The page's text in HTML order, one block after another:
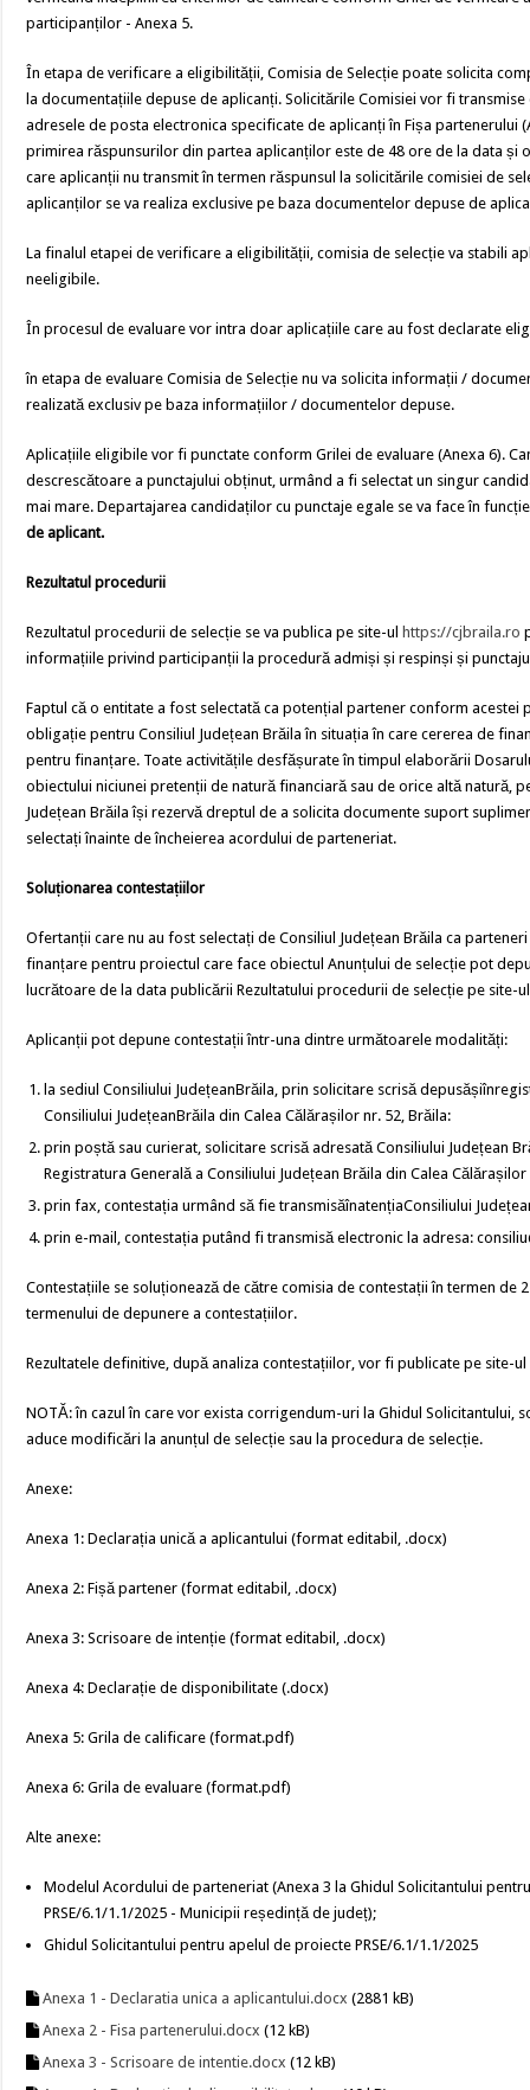
participanților - Anexa 5.
În etapa de verificare a eligibilității, Comisia de Selecție poate solicita
la documentațiile depuse de aplicanți. Solicitările Comisiei vor fi
adresele de posta electronica specificate de aplicanți în Fișa partenerului
primirea răspunsurilor din partea aplicanților este de 48 ore de la data și
care aplicanții nu transmit în termen răspunsul la solicitările comisiei de
aplicanților se va realiza exclusive pe baza documentelor depuse de
La finalul etapei de verificare a eligibilității, comisia de selecție va stabili
neeligibile.
În procesul de evaluare vor intra doar aplicațiile care au fost declarate
în etapa de evaluare Comisia de Selecție nu va solicita informații /
realizată exclusiv pe baza informațiilor / documentelor depuse.
Aplicațiile eligibile vor fi punctate conform Grilei de evaluare (Anexa 6).
descrescătoare a punctajului obținut, urmând a fi selectat un singur
mai mare. Departajarea candidaților cu punctaje egale se va face în
de aplicant.
Rezultatul procedurii
Rezultatul procedurii de selecție se va publica pe site-ul https://cjbraila.ro
informațiile privind participanții la procedură admiși și respinși și
Faptul că o entitate a fost selectată ca potențial partener conform acestei
obligație pentru Consiliul Județean Brăila în situația în care cererea de
pentru finanțare. Toate activitățile desfășurate în timpul elaborării
obiectului niciunei pretenții de natură financiară sau de orice altă natură,
Județean Brăila își rezervă dreptul de a solicita documente suport
selectați înainte de încheierea acordului de parteneriat.
Soluționarea contestațiilor
Ofertanții care nu au fost selectați de Consiliul Județean Brăila ca
finanțare pentru proiectul care face obiectul Anunțului de selecție pot
lucrătoare de la data publicării Rezultatului procedurii de selecție pe site-
Aplicanții pot depune contestații într-una dintre următoarele modalități:
la sediul Consiliului JudețeanBrăila, prin solicitare scrisă
Consiliului JudețeanBrăila din Calea Călărașilor nr. 52, Brăila:
prin poștă sau curierat, solicitare scrisă adresată Consiliului Județean
Registratura Generală a Consiliului Județean Brăila din Calea Călărașilor
prin fax, contestația urmând să fie transmisăînatențiaConsiliului
prin e-mail, contestația putând fi transmisă electronic la adresa:
Contestațiile se soluționează de către comisia de contestații în termen de
termenului de depunere a contestațiilor.
Rezultatele definitive, după analiza contestațiilor, vor fi publicate pe site-ul
NOTĂ: în cazul în care vor exista corrigendum-uri la Ghidul Solicitantului,
aduce modificări la anunțul de selecție sau la procedura de selecție.
Anexe:
Anexa 1: Declarația unică a aplicantului (format editabil, .docx)
Anexa 2: Fișă partener (format editabil, .docx)
Anexa 3: Scrisoare de intenție (format editabil, .docx)
Anexa 4: Declarație de disponibilitate (.docx)
Anexa 5: Grila de calificare (format.pdf)
Anexa 6: Grila de evaluare (format.pdf)
Alte anexe:
Modelul Acordului de parteneriat (Anexa 3 la Ghidul Solicitantului
PRSE/6.1/1.1/2025 - Municipii reședință de județ);
Ghidul Solicitantului pentru apelul de proiecte PRSE/6.1/1.1/2025
Anexa 1 - Declaratia unica a aplicantului.docx (2881 kB)
Anexa 2 - Fisa partenerului.docx (12 kB)
Anexa 3 - Scrisoare de intentie.docx (12 kB)